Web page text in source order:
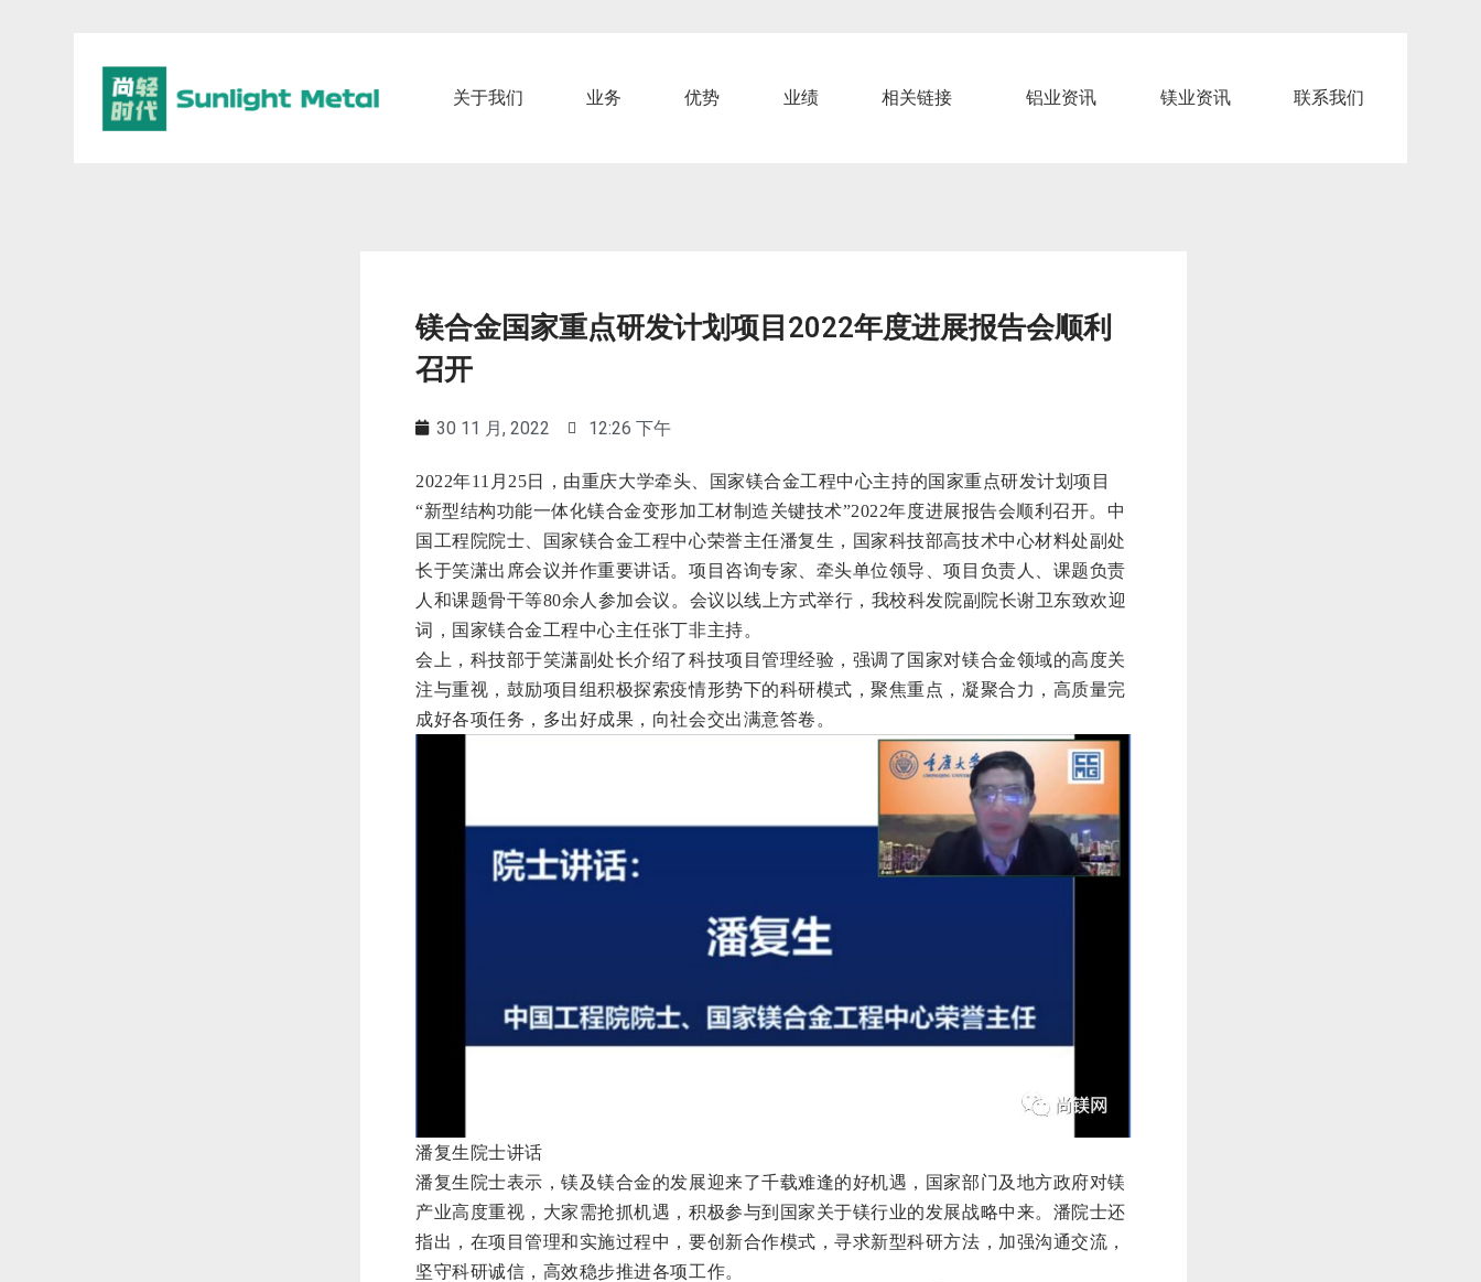
关于我们 业务 优势 业绩 相关链接 铝业资讯 镁业资讯 联系我们
镁合金国家重点研发计划项目2022年度进展报告会顺利
召开
30 11 月, 2022 12:26 下午
2022年11月25日，由重庆大学牵头、国家镁合金工程中心主持的国家重点研发计划项目
“新型结构功能一体化镁合金变形加工材制造关键技术”2022年度进展报告会顺利召开。中
国工程院院士、国家镁合金工程中心荣誉主任潘复生，国家科技部高技术中心材料处副处
长于笑潇出席会议并作重要讲话。项目咨询专家、牵头单位领导、项目负责人、课题负责
人和课题骨干等80余人参加会议。会议以线上方式举行，我校科发院副院长谢卫东致欢迎
词，国家镁合金工程中心主任张丁非主持。
会上，科技部于笑潇副处长介绍了科技项目管理经验，强调了国家对镁合金领域的高度关
注与重视，鼓励项目组积极探索疫情形势下的科研模式，聚焦重点，凝聚合力，高质量完
成好各项任务，多出好成果，向社会交出满意答卷。
潘复生院士讲话
潘复生院士表示，镁及镁合金的发展迎来了千载难逢的好机遇，国家部门及地方政府对镁
产业高度重视，大家需抢抓机遇，积极参与到国家关于镁行业的发展战略中来。潘院士还
指出，在项目管理和实施过程中，要创新合作模式，寻求新型科研方法，加强沟通交流，
坚守科研诚信，高效稳步推进各项工作。